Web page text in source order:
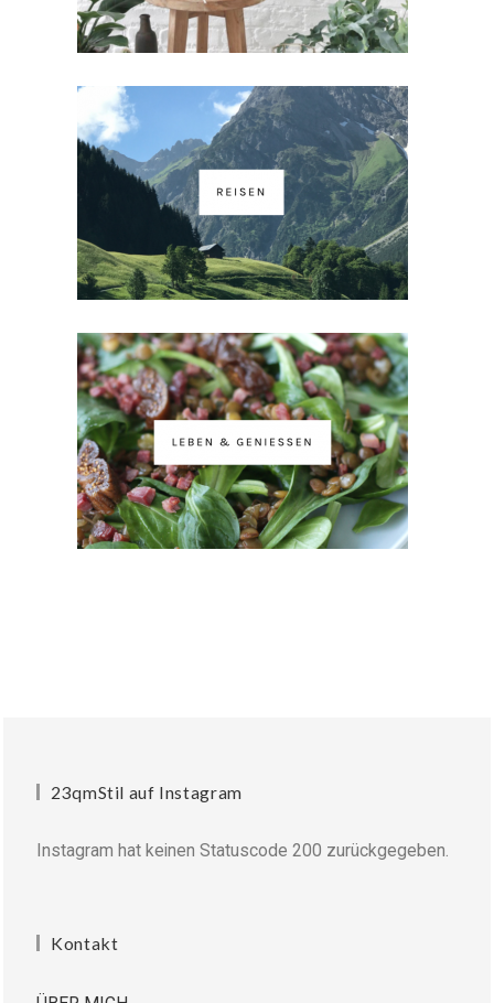
23qmStil auf Instagram
Instagram hat keinen Statuscode 200 zurückgegeben.
Kontakt